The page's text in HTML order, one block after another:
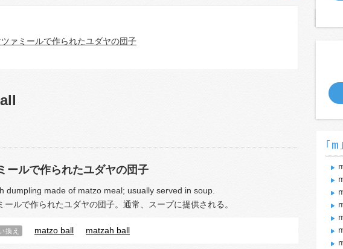
ツァミールで作られたユダヤの団子
ールで作られたユダヤの団子
dumpling made of matzo meal; usually served in soup.
ールで作られたユダヤの団子。通常、スープに提供される。
換え matzo ball matzah ball
｢m｣